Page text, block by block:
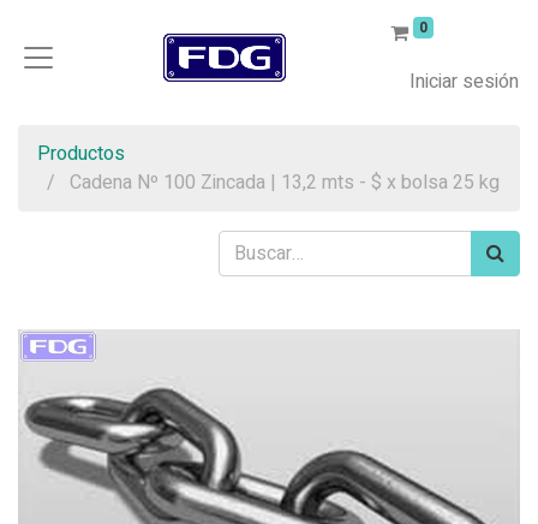
0
Iniciar sesión
Productos
Cadena Nº 100 Zincada | 13,2 mts - $ x bolsa 25 kg